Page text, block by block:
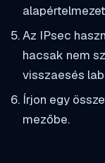
Az IPsec
hacsak nem
visszaesés
Írjon egy
mezőbe.